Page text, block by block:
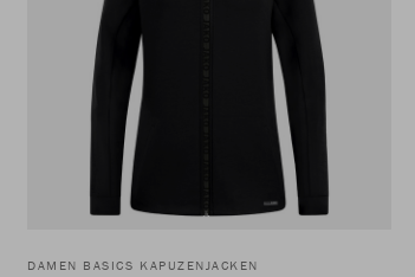
DAMEN BASICS KAPUZENJACKEN